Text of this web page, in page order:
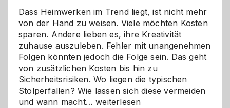
Dass Heimwerken im Trend liegt, ist nicht mehr
von der Hand zu weisen. Viele möchten Kosten
sparen. Andere lieben es, ihre Kreativität
zuhause auszuleben. Fehler mit unangenehmen
Folgen könnten jedoch die Folge sein. Das geht
von zusätzlichen Kosten bis hin zu
Sicherheitsrisiken. Wo liegen die typischen
Stolperfallen? Wie lassen sich diese vermeiden
und wann macht…Selber
weiterlesen